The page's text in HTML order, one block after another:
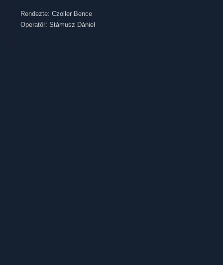
Rendezte: Czoller Bence
Operatőr: Stámusz Dániel